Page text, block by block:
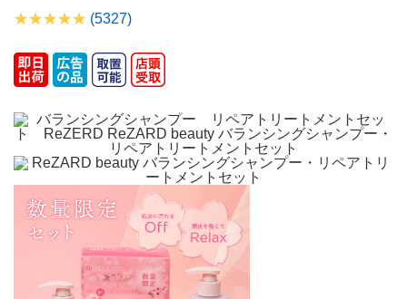
(5327)